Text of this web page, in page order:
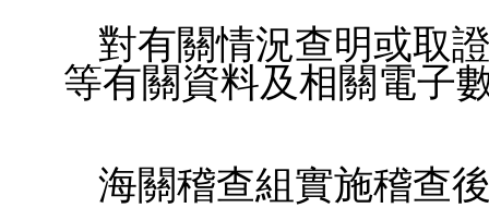
對有關情況查明或取
等有關資料及相關電子
海關稽查組實施稽查